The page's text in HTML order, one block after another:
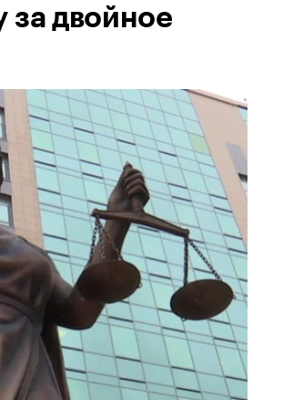
за двойное